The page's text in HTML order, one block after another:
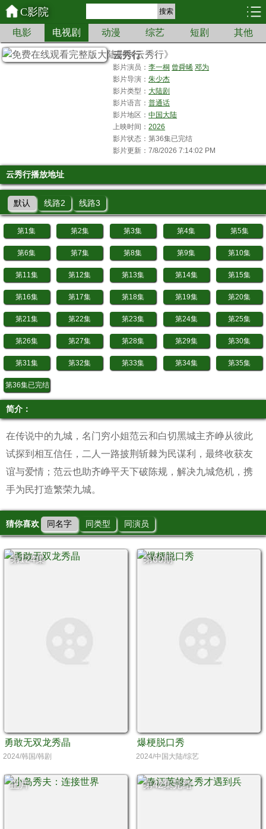
C影院 搜索
电影 电视剧 动漫 综艺 短剧 其他
云秀行
影片演员：李一桐 曾舜晞 邓为
影片导演：朱少杰
影片类型： 大陆剧
影片语言：普通话
影片地区：中国大陆
上映时间：2026
影片状态：第36集已完结
影片更新：7/8/2026 7:14:02 PM
云秀行播放地址
默认 线路2 线路3
第1集 第2集 第3集 第4集 第5集
第6集 第7集 第8集 第9集 第10集
第11集 第12集 第13集 第14集 第15集
第16集 第17集 第18集 第19集 第20集
第21集 第22集 第23集 第24集 第25集
第26集 第27集 第28集 第29集 第30集
第31集 第32集 第33集 第34集 第35集
第36集已完结
简介：
在传说中的九城，名门穷小姐范云和白切黑城主齐峥从彼此
试探到相互信任，二人一路披荆斩棘为民谋利，最终收获友
谊与爱情；范云也助齐峥平天下破陈规，解决九城危机，携
手为民打造繁荣九城。
猜你喜欢 同名字 同类型 同演员
第124集
勇敢无双龙秀晶
2024/韩国/韩剧
第60期
爆梗脱口秀
2024/中国大陆/综艺
正片 第42集完结